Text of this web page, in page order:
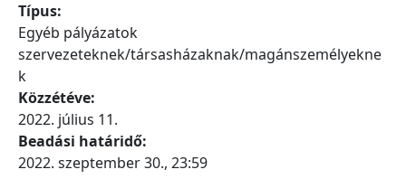
Típus:
Egyéb pályázatok
szervezeteknek/társasházaknak/magánszemélyekne
k
Közzétéve:
2022. július 11.
Beadási határidő:
2022. szeptember 30., 23:59